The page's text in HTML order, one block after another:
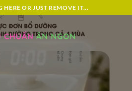
OR JUST REMOVE IT...